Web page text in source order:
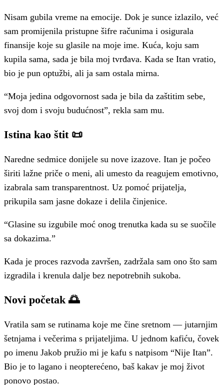
Nisam gubila vreme na emocije. Dok je sunce izlazilo, već
sam promijenila pristupne šifre računima i osigurala
finansije koje su glasile na moje ime. Kuća, koju sam
kupila sama, sada je bila moj tvrđava. Kada se Itan vratio,
bio je pun optužbi, ali ja sam ostala mirna.
“Moja jedina odgovornost sada je bila da zaštitim sebe,
svoj dom i svoju budućnost”, rekla sam mu.
Istina kao štit 📜
Naredne sedmice donijele su nove izazove. Itan je počeo
širiti lažne priče o meni, ali umesto da reagujem emotivno,
izabrala sam transparentnost. Uz pomoć prijatelja,
prikupila sam jasne dokaze i delila činjenice.
“Glasine su izgubile moć onog trenutka kada su se suočile
sa dokazima.”
Kada je proces razvoda završen, zadržala sam ono što sam
izgradila i krenula dalje bez nepotrebnih sukoba.
Novi početak 🌅
Vratila sam se rutinama koje me čine sretnom — jutarnjim
šetnjama i večerima s prijateljima. U jednom kafiću, čovek
po imenu Jakob pružio mi je kafu s natpisom “Nije Itan”.
Bio je to lagano i neopterećeno, baš kakav je moj život
ponovo postao.